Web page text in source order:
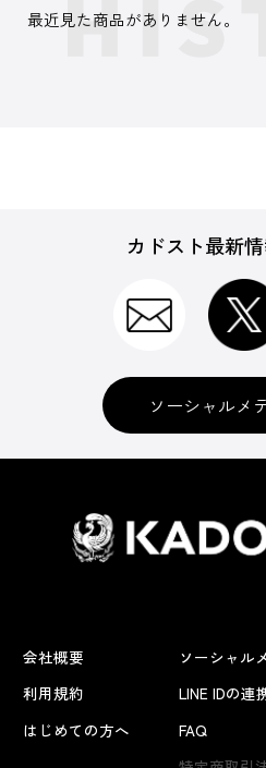
最近見た商品がありません。
カドスト最新
ソーシャルメ
会社概要
利用規約
はじめての方へ
ソーシャル
LINE IDの連
FAQ